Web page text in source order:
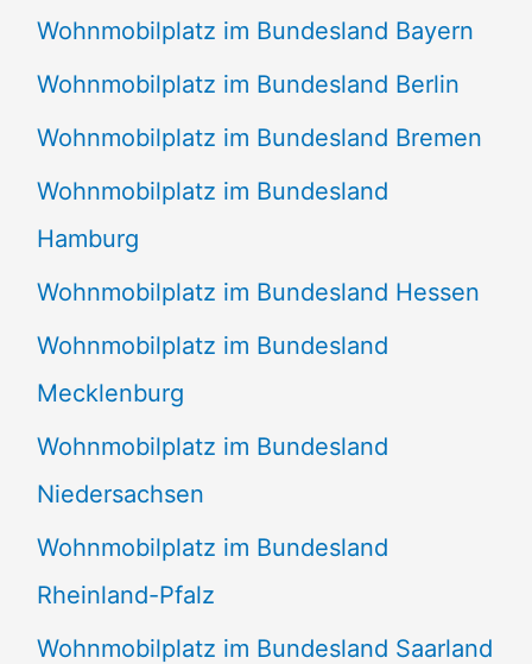
Wohnmobilplatz im Bundesland Bayern
Wohnmobilplatz im Bundesland Berlin
Wohnmobilplatz im Bundesland Bremen
Wohnmobilplatz im Bundesland
Hamburg
Wohnmobilplatz im Bundesland Hessen
Wohnmobilplatz im Bundesland
Mecklenburg
Wohnmobilplatz im Bundesland
Niedersachsen
Wohnmobilplatz im Bundesland
Rheinland-Pfalz
Wohnmobilplatz im Bundesland Saarland